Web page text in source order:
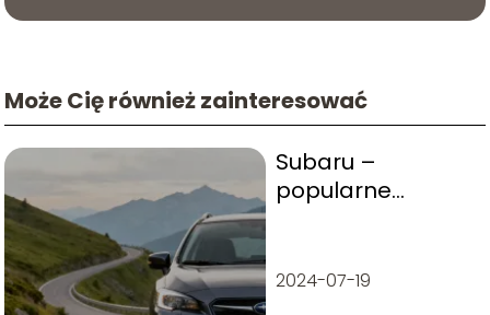
Może Cię również zainteresować
Subaru –
popularne
opinie kierowców
2024-07-19